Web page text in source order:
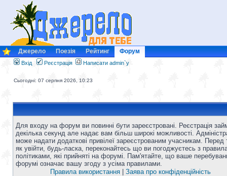
Джерело Поезія Рейтинг Форум
Вхід Реєстрація Написати admin`у
Сьогодні: 07 серпня 2026, 10:23
Для входу на форум ви повинні бути зареєстровані. Реєстрація
декілька секунд але надає вам більш широкі можливості.
може надати додаткові привілеї зареєстрованим учасникам. Перед
як увійти, будь-ласка, переконайтесь що ви погоджуєтесь з
політиками, які прийняті на форумі. Пам'ятайте, що ваше
форумі означає вашу згоду з усіма правилами.
Правила використання
Заява про конфіденційність